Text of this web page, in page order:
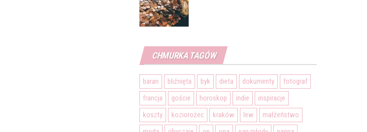
CHMURKA TAGÓW
baran bliźnięta byk dieta dokumenty
fotograf
francja
goście horoskop indie
inspiracje
koszty
koziorożec kraków lew
małżeństwo